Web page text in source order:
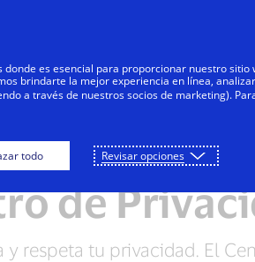
Personas Negocios
de
y respeta tu privacidad. El
es esencial para proporcionar nuestro sitio
brindarte la mejor experiencia en línea,
a través de nuestros socios de marketing).
todo Revisar opciones